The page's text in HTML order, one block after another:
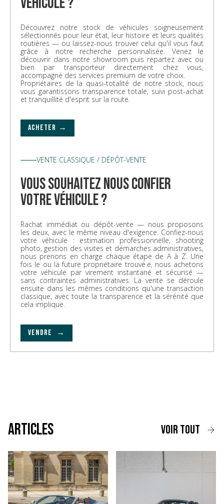
Découvrez notre stock de véhicules soigneusement
sélectionnés pour leur état, leur histoire et leurs qualités
routières — ou laissez-nous trouver celui qu'il vous faut
grâce à notre recherche personnalisée. Venez le
découvrir dans notre showroom puis repartez avec ou
bien par transporteur directement chez vous,
accompagné des services premium de votre choix.
Propriétaires de la quasi-totalité de notre stock, nous
vous garantissons transparence totale, suivi post-achat
et tranquillité d'esprit sur la route.
ACHETER →
VENTE CLASSIQUE / DÉPÔT-VENTE
vous souhaitez nous confier
votre véhicule ?
Rachat immédiat ou dépôt-vente — nous proposons
les deux, avec le même niveau d'exigence. Confiez-nous
votre véhicule : estimation professionnelle, shooting
photo, gestion des visites et démarches administratives,
nous prenons en charge chaque étape de A à Z. Une
fois le ou la future propriétaire trouvé.e, nous achetons
votre véhicule par virement instantané et sécurisé —
sans contraintes administratives. La vente se déroule
ensuite dans les mêmes conditions qu'une transaction
classique, avec toute la transparence et la sérénité que
cela implique.
VENDRE →
voir tout
Articles